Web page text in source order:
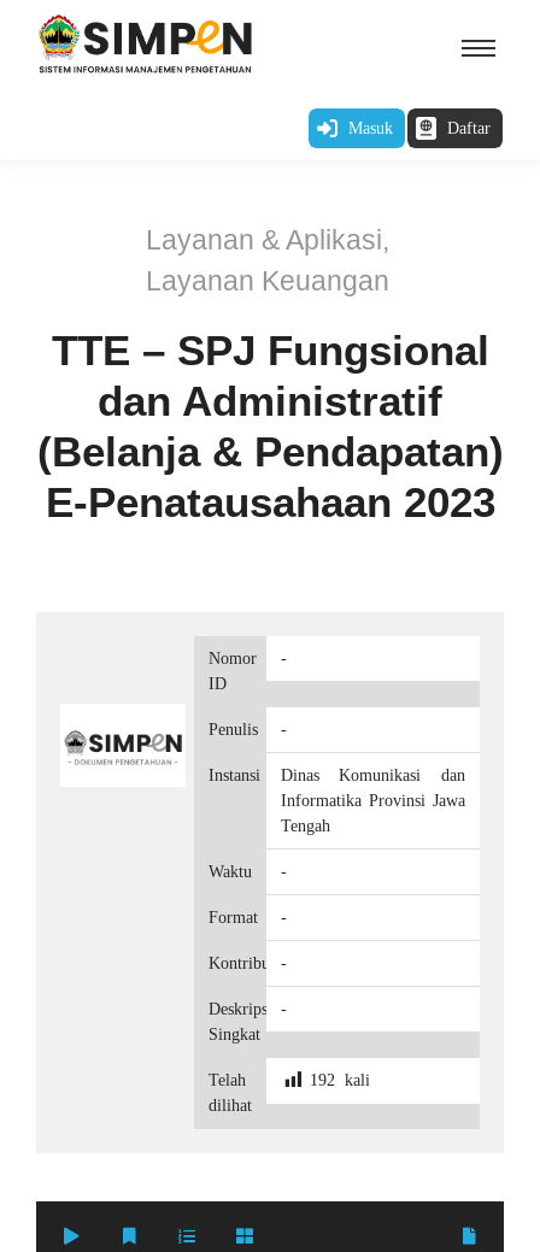
Masuk Daftar
Layanan & Aplikasi,
Layanan Keuangan
TTE – SPJ Fungsional
dan Administratif
(Belanja & Pendapatan)
E-Penatausahaan 2023
Nomor
ID
-
Penulis -
Instansi
Dinas Komunikasi dan
Informatika Provinsi Jawa
Tengah
Waktu -
Format -
Kontributor
-
Deskripsi
Singkat
-
Telah
dilihat
192kali